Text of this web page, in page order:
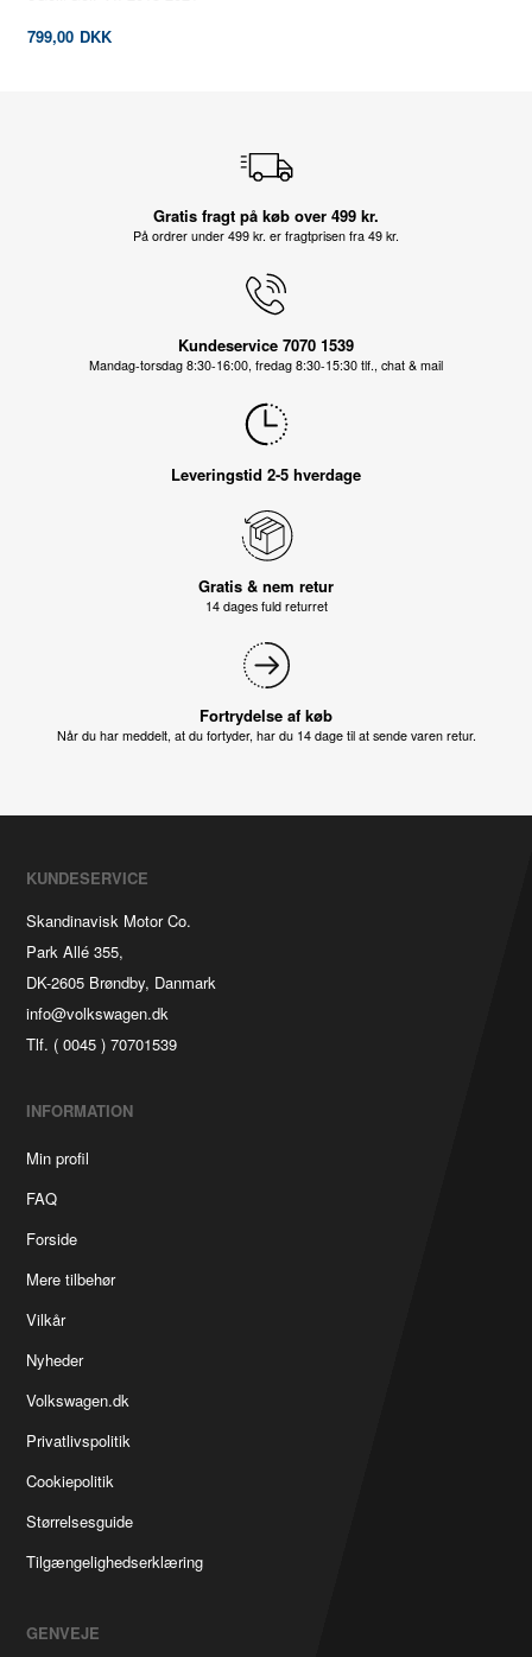
799,00 DKK
Gratis fragt på køb over 499 kr.
På ordrer under 499 kr. er fragtprisen fra 49 kr.
Kundeservice 7070 1539
Mandag-torsdag 8:30-16:00, fredag 8:30-15:30 tlf., chat & mail
Leveringstid 2-5 hverdage
Gratis & nem retur
14 dages fuld returret
Fortrydelse af køb
Når du har meddelt, at du fortyder, har du 14 dage til at sende varen retur.
KUNDESERVICE
Skandinavisk Motor Co.
Park Allé 355,
DK-2605 Brøndby, Danmark
info@volkswagen.dk
Tlf. ( 0045 ) 70701539
INFORMATION
Min profil
FAQ
Forside
Mere tilbehør
Vilkår
Nyheder
Volkswagen.dk
Privatlivspolitik
Cookiepolitik
Størrelsesguide
Tilgængelighedserklæring
GENVEJE